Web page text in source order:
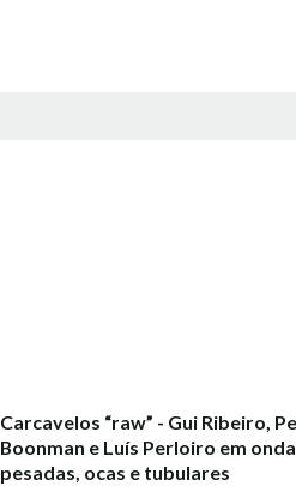
Carcavelos “raw” - Gui Ribeiro,
Boonman e Luís Perloiro em
pesadas, ocas e tubulares